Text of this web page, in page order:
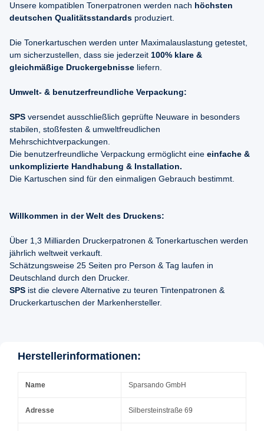
Unsere kompatiblen Tonerpatronen werden nach höchsten
deutschen Qualitätsstandards produziert.
Die Tonerkartuschen werden unter Maximalauslastung getestet,
um sicherzustellen, dass sie jederzeit 100% klare &
gleichmäßige Druckergebnisse liefern.
Umwelt- & benutzerfreundliche Verpackung:
SPS versendet ausschließlich geprüfte Neuware in besonders
stabilen, stoßfesten & umweltfreudlichen
Mehrschichtverpackungen.
Die benutzerfreundliche Verpackung ermöglicht eine einfache &
unkomplizierte Handhabung & Installation.
Die Kartuschen sind für den einmaligen Gebrauch bestimmt.
Willkommen in der Welt des Druckens:
Über 1,3 Milliarden Druckerpatronen & Tonerkartuschen werden
jährlich weltweit verkauft.
Schätzungsweise 25 Seiten pro Person & Tag laufen in
Deutschland durch den Drucker.
SPS ist die clevere Alternative zu teuren Tintenpatronen &
Druckerkartuschen der Markenhersteller.
Herstellerinformationen:
Name Sparsando GmbH
Adresse Silbersteinstraße 69